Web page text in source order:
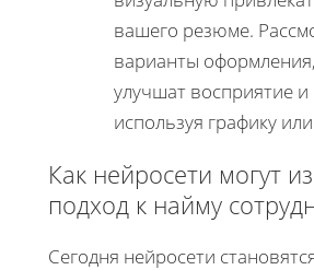
вашего резюме.
варианты
улучшат восприятие и
используя графику
Как нейросети могут
подход к найму
Сегодня нейросети